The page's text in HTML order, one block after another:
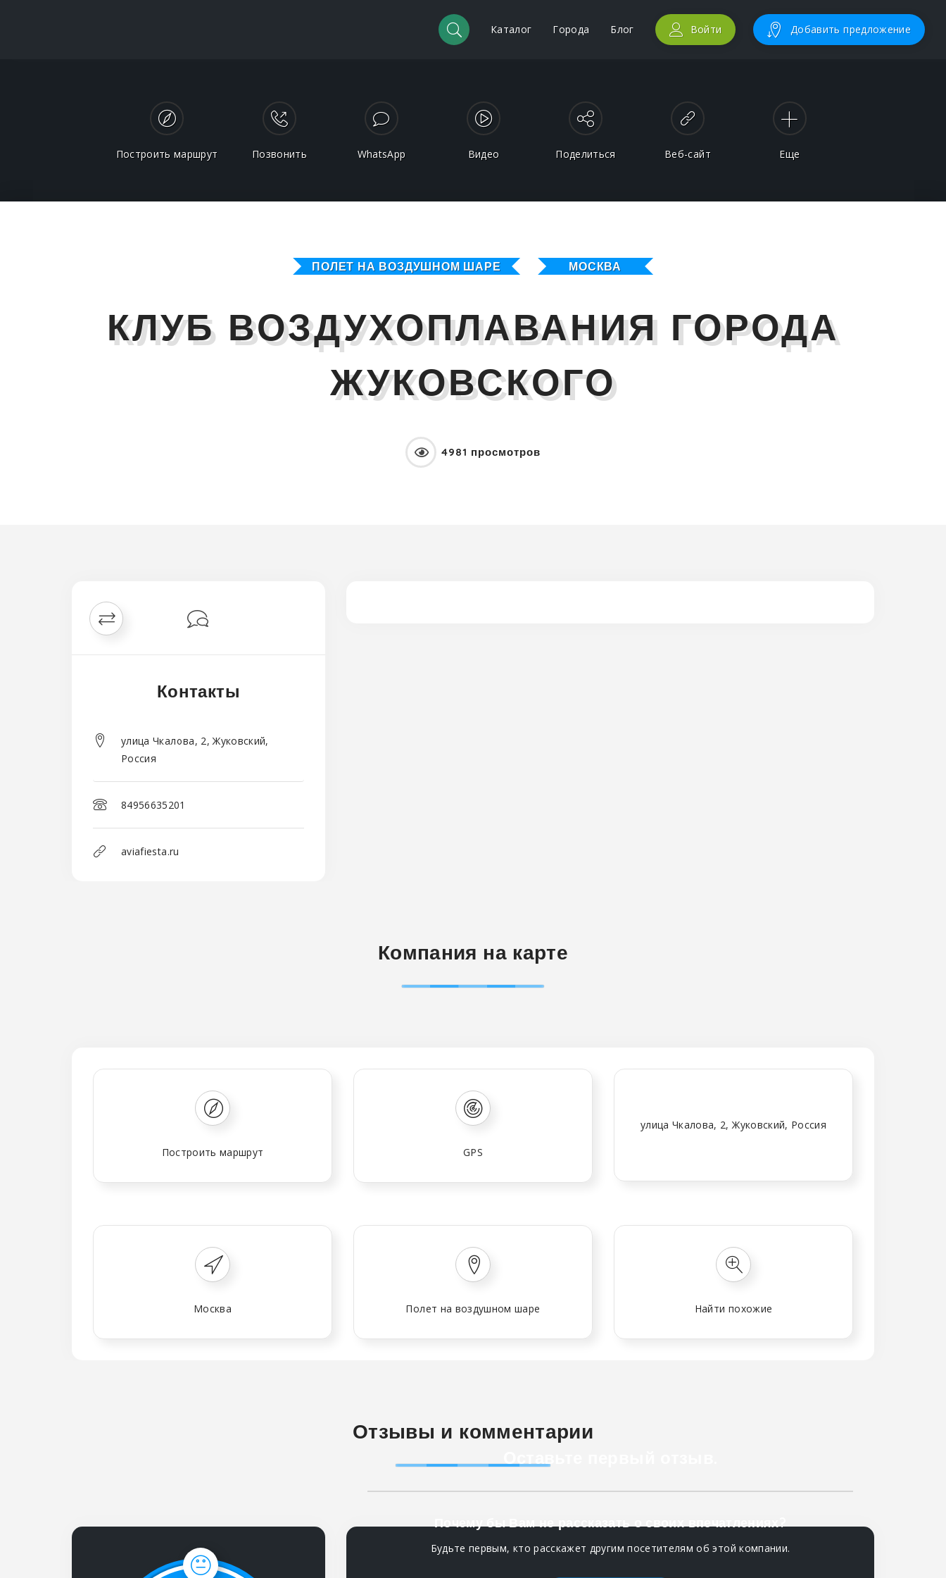
Войти Добавить предложение
Каталог Города Блог
Построить маршрут Позвонить WhatsApp Видео Поделиться Веб-сайт Еще
ПОЛЕТ НА ВОЗДУШНОМ ШАРЕ МОСКВА
КЛУБ ВОЗДУХОПЛАВАНИЯ ГОРОДА
ЖУКОВСКОГО
4981 просмотров
Контакты
улица Чкалова, 2, Жуковский,
Россия
84956635201
aviafiesta.ru
Компания на карте
Построить маршрут GPS
улица Чкалова, 2, Жуковский, Россия
Москва Полет на воздушном шаре Найти похожие
Отзывы и комментарии
Будьте первым, кто расскажет другим посетителям об этой компании.